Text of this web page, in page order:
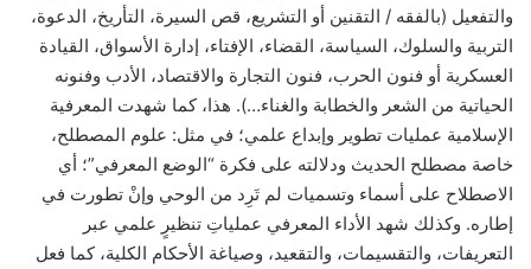
والتفعيل (بالفقه / التقنين أو التشريع، قص السيرة، التأريخ، الدعوة،
التربية والسلوك، السياسة، القضاء، الإفتاء، إدارة الأسواق، القيادة
العسكرية أو فنون الحرب، فنون التجارة والاقتصاد، الأدب وفنونه
الحياتية من الشعر والخطابة والغناء…). هذا، كما شهدت المعرفية
الإسلامية عمليات تطوير وإبداع علمي؛ في مثل: علوم المصطلح،
خاصة مصطلح الحديث ودلالته على فكرة “الوضع المعرفي”؛ أي
الاصطلاح على أسماء وتسميات لم تَرِد من الوحي وإنْ تطورت في
إطاره. وكذلك شهد الأداء المعرفي عملياتِ تنظيرٍ علمي عبر
التعريفات، والتقسيمات، والتقعيد، وصياغة الأحكام الكلية، كما فعل